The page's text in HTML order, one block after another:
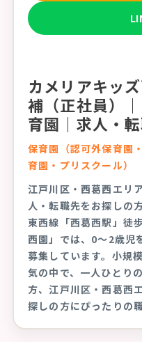
カメリアキッ
補（正社員）
育園｜求人・
保育園（認可外保育園
育園・プリスクール）
江戸川区・西葛西エリ
人・転職先をお探しの方
東西線「西葛西駅」徒
西園」では、0〜2歳児
募集しています。小規
気の中で、一人ひとり
方、江戸川区・西葛西
探しの方にぴったりの職